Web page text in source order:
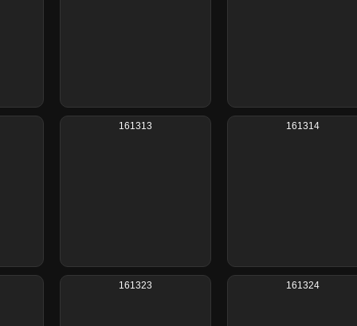
161313 161314
161323 161324